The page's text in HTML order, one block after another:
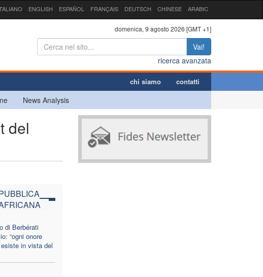
ENGLISH ESPAÑOL FRANÇAIS DEUTSCH CHINESE ARABIC
domenica, 9 agosto 2026 [GMT +1]
Vai!
ricerca avanzata
chi siamo contatti
News Analysis
del
di Berbérati
“ogni onore
in vista del